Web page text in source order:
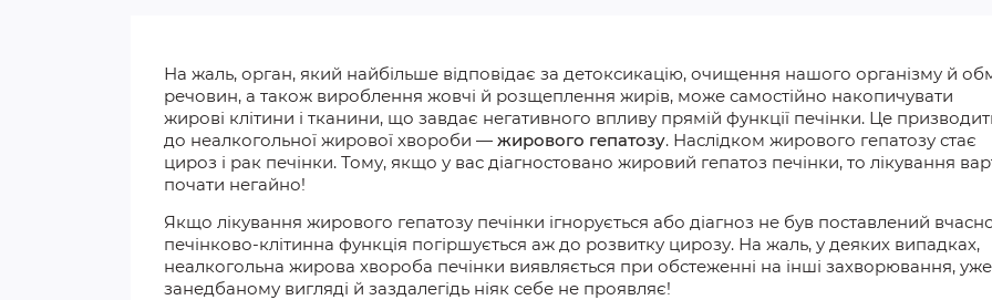
На жаль, орган, який найбільше відповідає за детоксикацію, очищення нашого організму й
речовин, а також вироблення жовчі й розщеплення жирів, може самостійно накопичувати
жирові клітини і тканини, що завдає негативного впливу прямій функції печінки. Це
до неалкогольної жирової хвороби — жирового гепатозу. Наслідком жирового гепатозу стає
цироз і рак печінки. Тому, якщо у вас діагностовано жировий гепатоз печінки, то лікування
почати негайно!
Якщо лікування жирового гепатозу печінки ігнорується або діагноз не був поставлений
печінково-клітинна функція погіршується аж до розвитку цирозу. На жаль, у деяких випадках,
неалкогольна жирова хвороба печінки виявляється при обстеженні на інші захворювання,
занедбаному вигляді й заздалегідь ніяк себе не проявляє!